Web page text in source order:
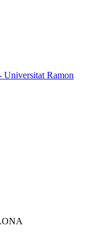
Universitat Ramon